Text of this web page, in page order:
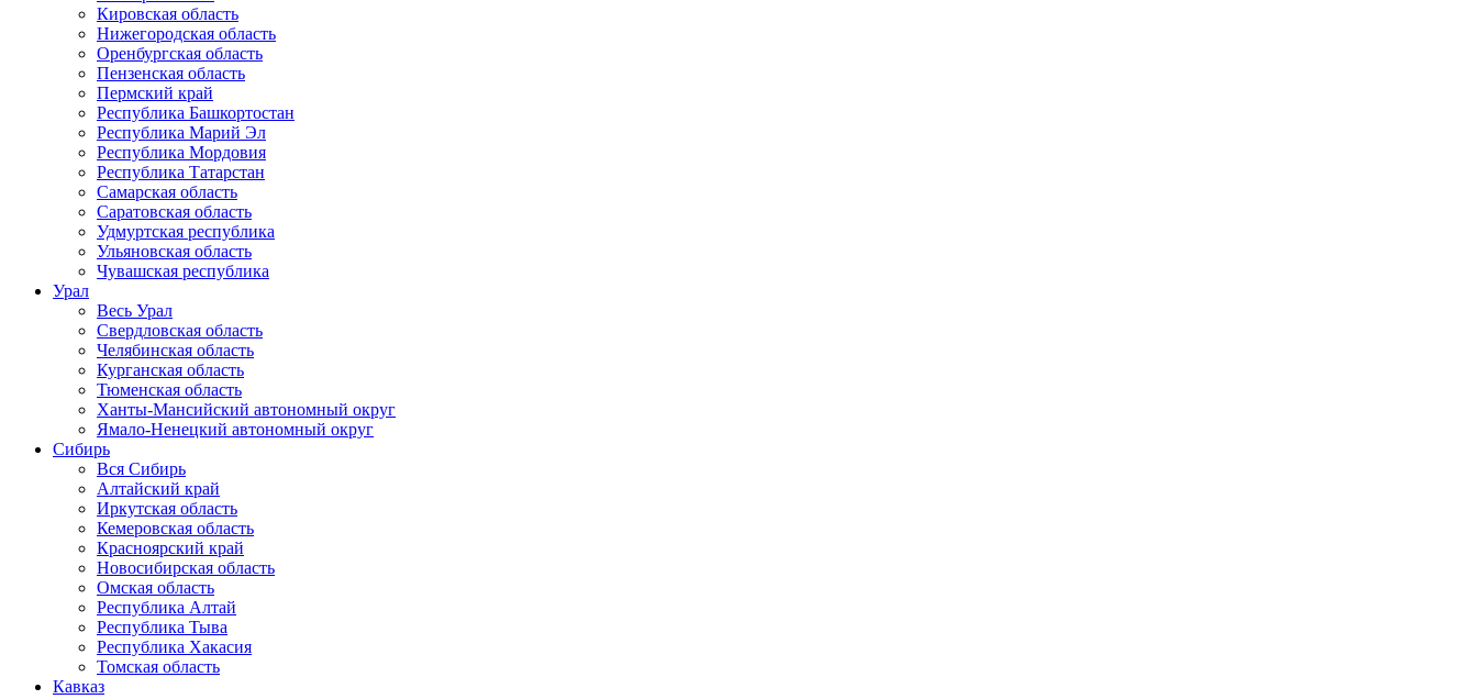
Кировская область
Нижегородская область
Оренбургская область
Пензенская область
Пермский край
Республика Башкортостан
Республика Марий Эл
Республика Мордовия
Республика Татарстан
Самарская область
Саратовская область
Удмуртская республика
Ульяновская область
Чувашская республика
Урал
Весь Урал
Свердловская область
Челябинская область
Курганская область
Тюменская область
Ханты-Мансийский автономный округ
Ямало-Ненецкий автономный округ
Сибирь
Вся Сибирь
Алтайский край
Иркутская область
Кемеровская область
Красноярский край
Новосибирская область
Омская область
Республика Алтай
Республика Тыва
Республика Хакасия
Томская область
Кавказ